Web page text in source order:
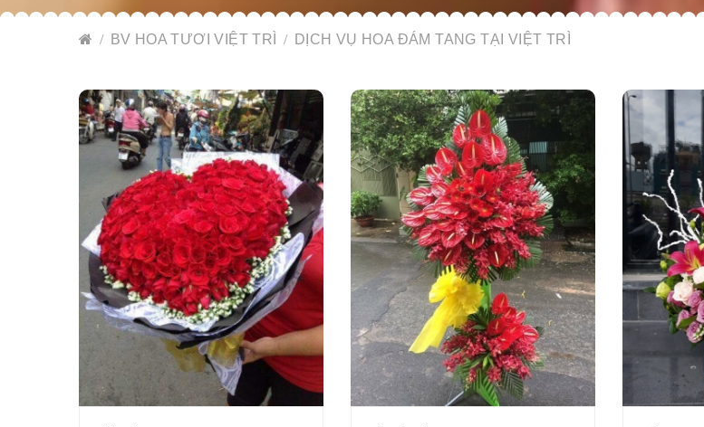
BV HOA TƯƠI VIỆT TRÌ DỊCH VỤ HOA ĐÁM TANG TẠI VIỆT TRÌ